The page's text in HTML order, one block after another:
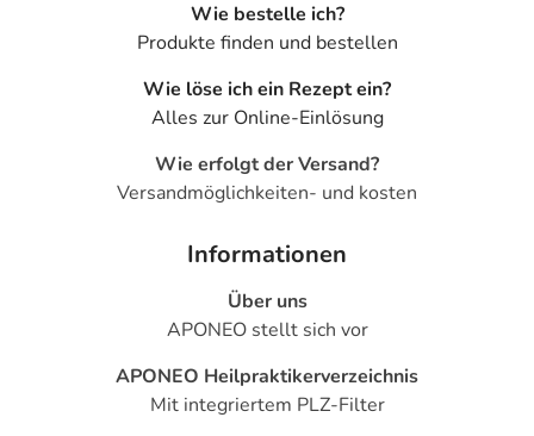
Wie bestelle ich?
Produkte finden und bestellen
Wie löse ich ein Rezept ein?
Alles zur Online-Einlösung
Wie erfolgt der Versand?
Versandmöglichkeiten- und kosten
Informationen
Über uns
APONEO stellt sich vor
APONEO Heilpraktikerverzeichnis
Mit integriertem PLZ-Filter